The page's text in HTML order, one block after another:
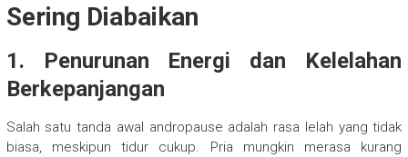
Sering Diabaikan
1. Penurunan Energi dan Kelelahan
Berkepanjangan
Salah satu tanda awal andropause adalah rasa lelah yang tidak
biasa, meskipun tidur cukup. Pria mungkin merasa kurang